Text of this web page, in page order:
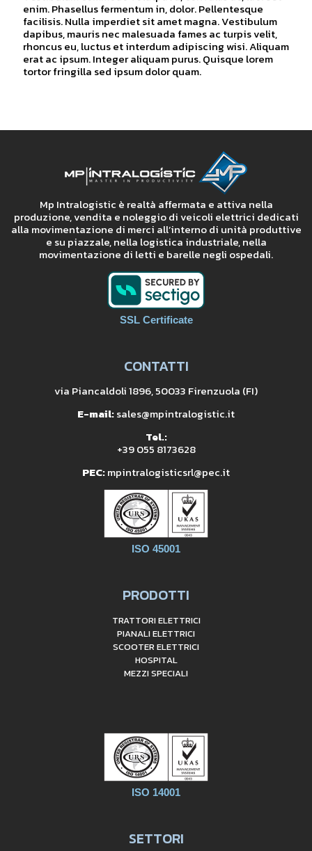
enim. Phasellus fermentum in, dolor. Pellentesque
facilisis. Nulla imperdiet sit amet magna. Vestibulum
dapibus, mauris nec malesuada fames ac turpis velit,
rhoncus eu, luctus et interdum adipiscing wisi. Aliquam
erat ac ipsum. Integer aliquam purus. Quisque lorem
tortor fringilla sed ipsum dolor quam.
Mp Intralogistic è realtà affermata e attiva nella
produzione, vendita e noleggio di veicoli elettrici dedicati
alla movimentazione di merci all’interno di unità produttive
e su piazzale, nella logistica industriale, nella
movimentazione di letti e barelle negli ospedali.
SSL Certificate
CONTATTI
via Piancaldoli 1896, 50033 Firenzuola (FI)
E-mail:sales@mpintralogistic.it
Tel.:
+39 055 8173628
PEC:mpintralogisticsrl@pec.it
ISO 45001
PRODOTTI
TRATTORI ELETTRICI
PIANALI ELETTRICI
SCOOTER ELETTRICI
HOSPITAL
MEZZI SPECIALI
ISO 14001
SETTORI